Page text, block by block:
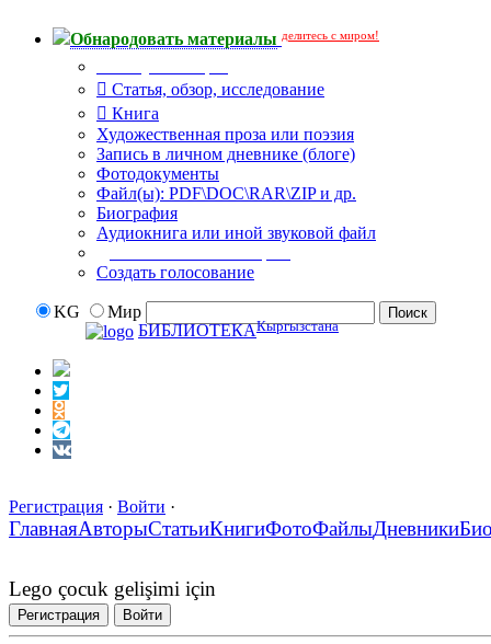
Обнародовать материалы делитесь с миром!
Статья, обзор, исследование
Книга
Художественная проза или поэзия
Запись в личном дневнике (блоге)
Фотодокументы
Файл(ы): PDF\DOC\RAR\ZIP и др.
Биография
Аудиокнига или иной звуковой файл
Создать голосование
KG
Мир
БИБЛИОТЕКАКыргызстана
Регистрация · Войти ·
ГлавнаяАвторыСтатьиКнигиФотоФайлыДневники
Lego çocuk gelişimi için
Регистрация Войти